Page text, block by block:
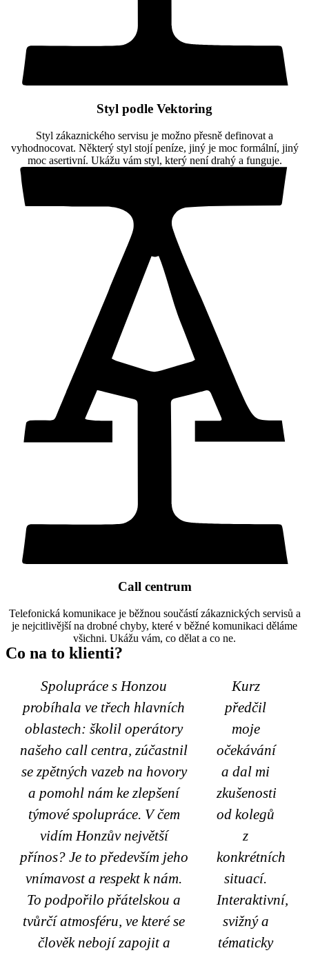
Styl podle Vektoring
Styl zákaznického servisu je možno přesně definovat a
vyhodnocovat. Některý styl stojí peníze, jiný je moc formální, jiný
moc asertivní. Ukážu vám styl, který není drahý a funguje.
Call centrum
Telefonická komunikace je běžnou součástí zákaznických servisů a
je nejcitlivější na drobné chyby, které v běžné komunikaci děláme
všichni. Ukážu vám, co dělat a co ne.
Co na to klienti?
Spolupráce s Honzou
probíhala ve třech hlavních
oblastech: školil operátory
našeho call centra, zúčastnil
se zpětných vazeb na hovory
a pomohl nám ke zlepšení
týmové spolupráce. V čem
vidím Honzův největší
přínos? Je to především jeho
vnímavost a respekt k nám.
To podpořilo přátelskou a
tvůrčí atmosféru, ve které se
člověk nebojí zapojit a
Kurz
předčil
moje
očekávání
a dal mi
zkušenosti
od kolegů
z
konkrétních
situací.
Interaktivní,
svižný a
tématicky